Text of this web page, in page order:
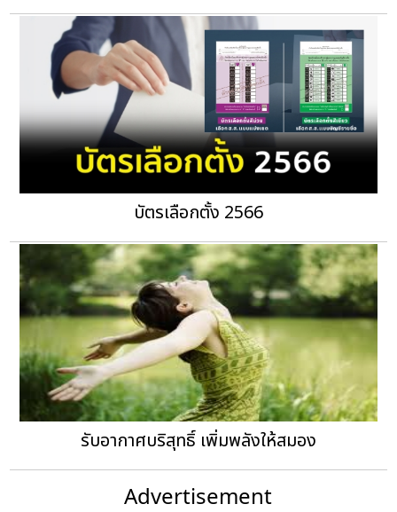
บัตรเลือกตั้ง 2566
รับอากาศบริสุทธิ์ เพิ่มพลังให้สมอง
Advertisement